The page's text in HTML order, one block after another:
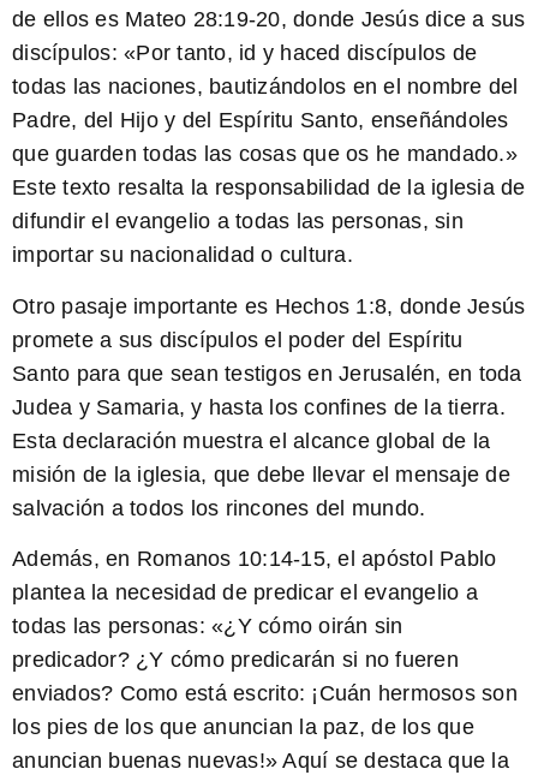
de ellos es Mateo 28:19-20, donde Jesús dice a sus
discípulos: «Por tanto, id y haced discípulos de
todas las naciones, bautizándolos en el nombre del
Padre, del Hijo y del Espíritu Santo, enseñándoles
que guarden todas las cosas que os he mandado.»
Este texto resalta la responsabilidad de la iglesia de
difundir el evangelio a todas las personas, sin
importar su nacionalidad o cultura.
Otro pasaje importante es Hechos 1:8, donde Jesús
promete a sus discípulos el poder del Espíritu
Santo para que sean testigos en Jerusalén, en toda
Judea y Samaria, y hasta los confines de la tierra.
Esta declaración muestra el alcance global de la
misión de la iglesia, que debe llevar el mensaje de
salvación a todos los rincones del mundo.
Además, en Romanos 10:14-15, el apóstol Pablo
plantea la necesidad de predicar el evangelio a
todas las personas: «¿Y cómo oirán sin
predicador? ¿Y cómo predicarán si no fueren
enviados? Como está escrito: ¡Cuán hermosos son
los pies de los que anuncian la paz, de los que
anuncian buenas nuevas!» Aquí se destaca que la